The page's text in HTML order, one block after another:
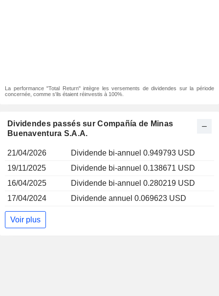
La performance "Total Return" intègre les versements de dividendes sur la période
concernée, comme s'ils étaient réinvestis à 100%.
Dividendes passés sur Compañía de Minas
Buenaventura S.A.A.
21/04/2026
Dividende bi-annuel 0.949793 USD
19/11/2025
Dividende bi-annuel 0.138671 USD
16/04/2025
Dividende bi-annuel 0.280219 USD
17/04/2024
Dividende annuel 0.069623 USD
Voir plus